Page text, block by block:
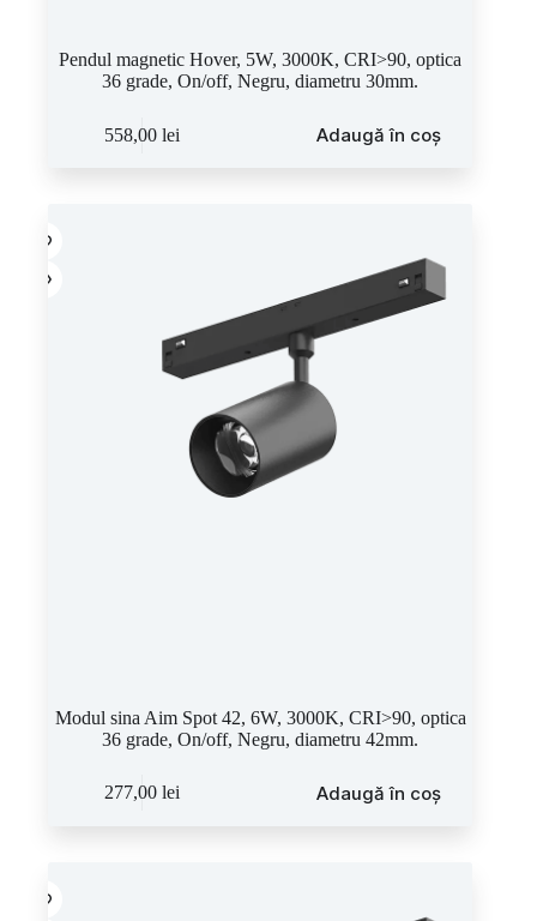
Pendul magnetic Hover, 5W, 3000K, CRI>90, optica
36 grade, On/off, Negru, diametru 30mm.
558,00lei Adaugă în coș
Modul sina Aim Spot 42, 6W, 3000K, CRI>90, optica
36 grade, On/off, Negru, diametru 42mm.
277,00lei Adaugă în coș